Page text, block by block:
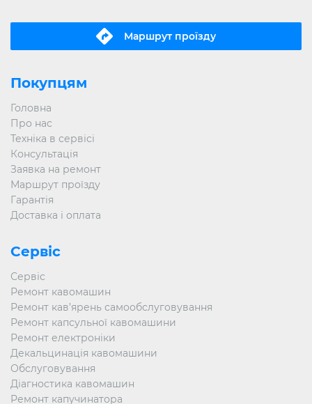
Маршрут проїзду
Покупцям
Головна
Про нас
Техніка в сервісі
Консультація
Заявка на ремонт
Маршрут проїзду
Гарантія
Доставка і оплата
Сервіс
Сервіс
Ремонт кавомашин
Ремонт кав’ярень самообслуговування
Ремонт капсульної кавомашини
Ремонт електроніки
Декальцинація кавомашини
Обслуговування
Діагностика кавомашин
Ремонт капучинатора